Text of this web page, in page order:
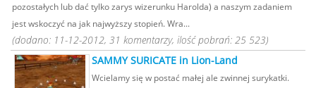
pozostałych lub dać tylko zarys wizerunku Harolda) a naszym zadaniem
jest wskoczyć na jak najwyższy stopień. Wra...
(dodano: 11-12-2012, 31 komentarzy, ilość pobrań: 25 523)
SAMMY SURICATE in Lion-Land
Wcielamy się w postać małej ale zwinnej surykatki.